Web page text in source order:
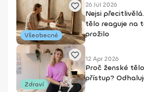
Všeobecné
26 Júl 2026
Nejsi
tělo reaguje na
prožilo
Zdraví
12 Apr 2026
Proč ženské
přístup?